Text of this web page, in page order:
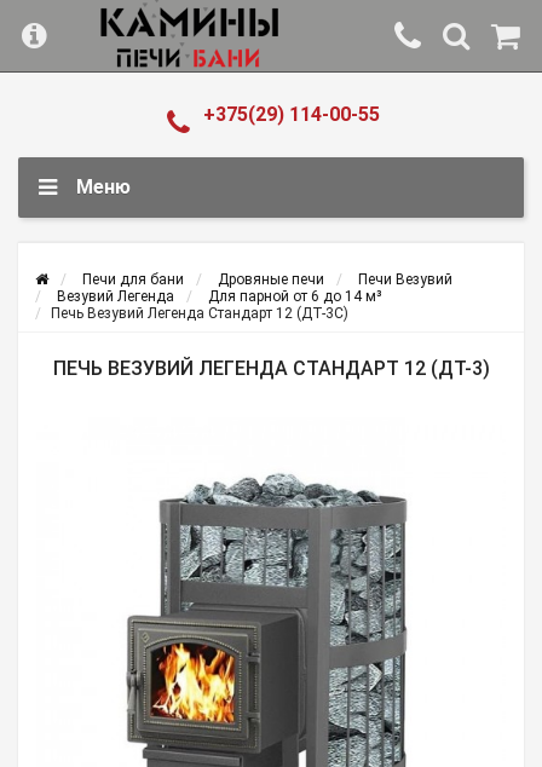
+375(29) 114-00-55
Меню
Печи для бани Дровяные печи
Печи Везувий
Везувий Легенда
Для парной от 6 до 14 м³
Печь Везувий Легенда Стандарт 12 (ДT-3С)
ПЕЧЬ ВЕЗУВИЙ ЛЕГЕНДА СТАНДАРТ 12 (ДT-3)